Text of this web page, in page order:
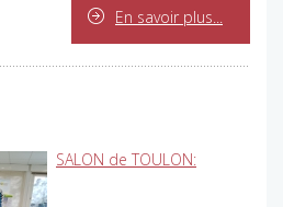
En savoir plus...
SALON de TOULON: